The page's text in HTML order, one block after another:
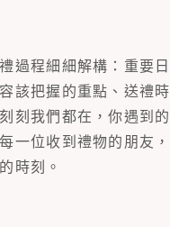
過程細細解構：重要日
該把握的重點、送禮時
刻我們都在，你遇到的
一位收到禮物的朋友，
時刻。